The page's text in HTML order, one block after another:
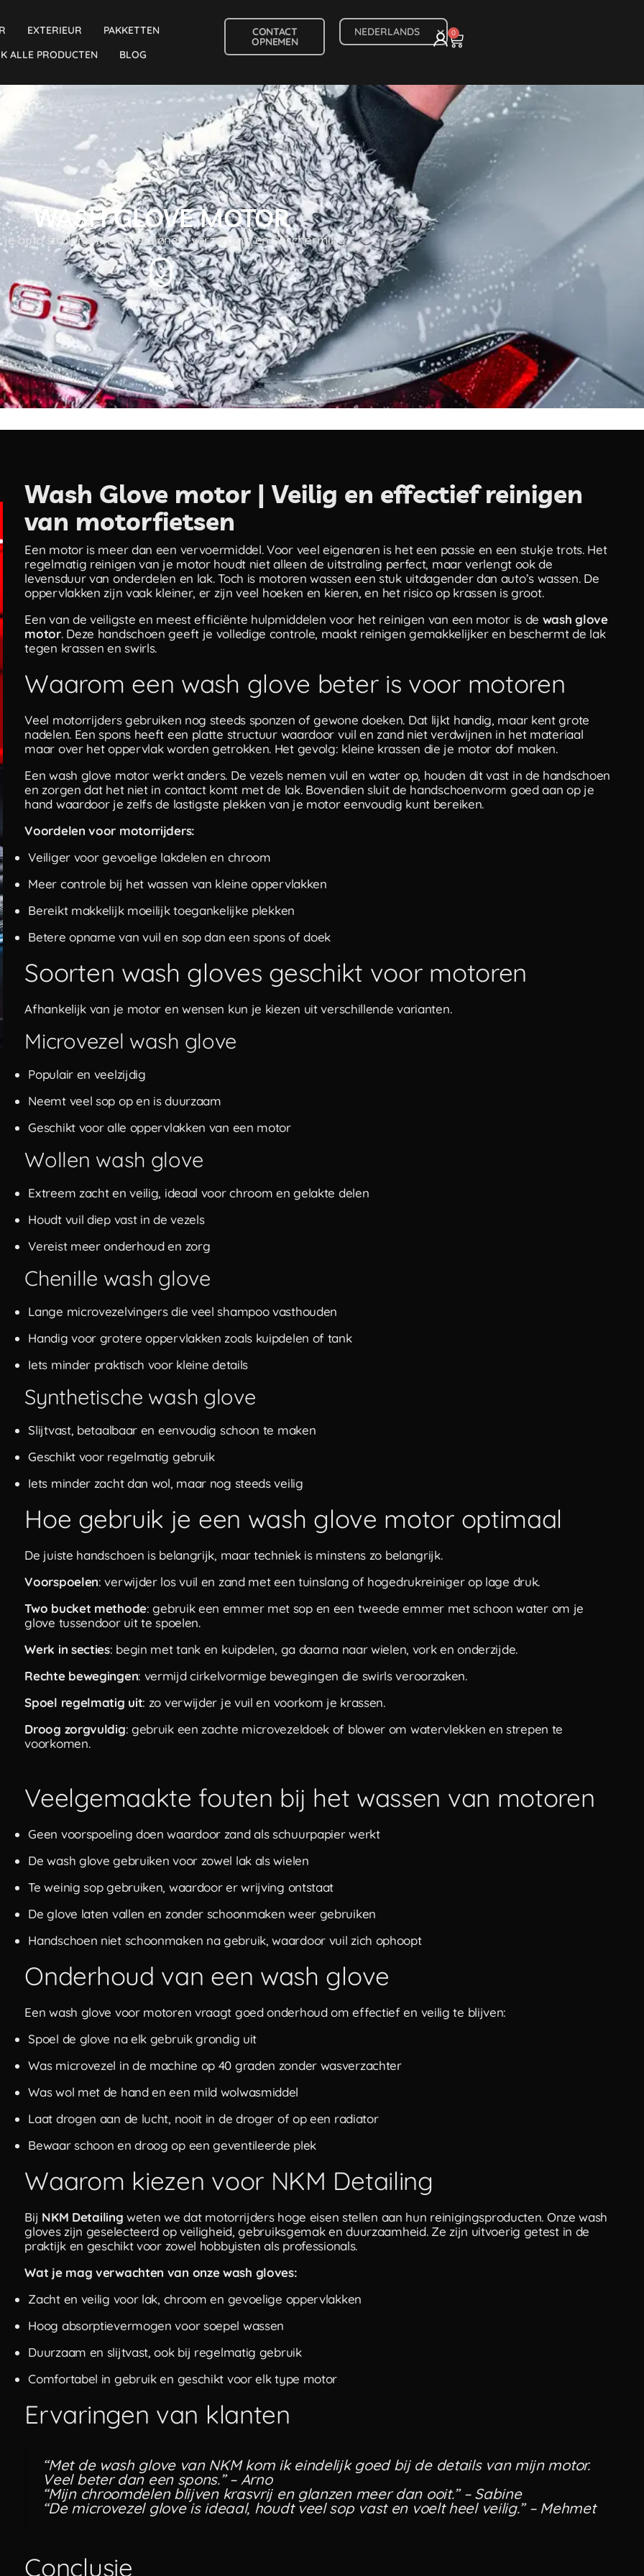
EXTERIEUR
PAKKETTEN
ALLE PRODUCTEN
BLOG
CONTACT
OPNEMEN
0
WASH GLOVE MOTOR
je auto stralen met professionele verzorging en bescherming
Wash Glove motor | Veilig en effectief reinigen
van motorfietsen
Een motor is meer dan een vervoermiddel. Voor veel eigenaren is het een passie en een stukje trots. Het
regelmatig reinigen van je motor houdt niet alleen de uitstraling perfect, maar verlengt ook de
levensduur van onderdelen en lak. Toch is motoren wassen een stuk uitdagender dan auto’s wassen. De
oppervlakken zijn vaak kleiner, er zijn veel hoeken en kieren, en het risico op krassen is groot.
Een van de veiligste en meest efficiënte hulpmiddelen voor het reinigen van een motor is de wash glove
motor. Deze handschoen geeft je volledige controle, maakt reinigen gemakkelijker en beschermt de lak
tegen krassen en swirls.
Waarom een wash glove beter is voor motoren
Veel motorrijders gebruiken nog steeds sponzen of gewone doeken. Dat lijkt handig, maar kent grote
nadelen. Een spons heeft een platte structuur waardoor vuil en zand niet verdwijnen in het materiaal
maar over het oppervlak worden getrokken. Het gevolg: kleine krassen die je motor dof maken.
Een wash glove motor werkt anders. De vezels nemen vuil en water op, houden dit vast in de handschoen
en zorgen dat het niet in contact komt met de lak. Bovendien sluit de handschoenvorm goed aan op je
hand waardoor je zelfs de lastigste plekken van je motor eenvoudig kunt bereiken.
Voordelen voor motorrijders:
Veiliger voor gevoelige lakdelen en chroom
Meer controle bij het wassen van kleine oppervlakken
Bereikt makkelijk moeilijk toegankelijke plekken
Betere opname van vuil en sop dan een spons of doek
Soorten wash gloves geschikt voor motoren
Afhankelijk van je motor en wensen kun je kiezen uit verschillende varianten.
Microvezel wash glove
Populair en veelzijdig
Neemt veel sop op en is duurzaam
Geschikt voor alle oppervlakken van een motor
Wollen wash glove
Extreem zacht en veilig, ideaal voor chroom en gelakte delen
Houdt vuil diep vast in de vezels
Vereist meer onderhoud en zorg
Chenille wash glove
Lange microvezelvingers die veel shampoo vasthouden
Handig voor grotere oppervlakken zoals kuipdelen of tank
Iets minder praktisch voor kleine details
Synthetische wash glove
Slijtvast, betaalbaar en eenvoudig schoon te maken
Geschikt voor regelmatig gebruik
Iets minder zacht dan wol, maar nog steeds veilig
Hoe gebruik je een wash glove motor optimaal
De juiste handschoen is belangrijk, maar techniek is minstens zo belangrijk.
Voorspoelen: verwijder los vuil en zand met een tuinslang of hogedrukreiniger op lage druk.
Two bucket methode: gebruik een emmer met sop en een tweede emmer met schoon water om je
glove tussendoor uit te spoelen.
Werk in secties: begin met tank en kuipdelen, ga daarna naar wielen, vork en onderzijde.
Rechte bewegingen: vermijd cirkelvormige bewegingen die swirls veroorzaken.
Spoel regelmatig uit: zo verwijder je vuil en voorkom je krassen.
Droog zorgvuldig: gebruik een zachte microvezeldoek of blower om watervlekken en strepen te
voorkomen.
Veelgemaakte fouten bij het wassen van motoren
Geen voorspoeling doen waardoor zand als schuurpapier werkt
De wash glove gebruiken voor zowel lak als wielen
Te weinig sop gebruiken, waardoor er wrijving ontstaat
De glove laten vallen en zonder schoonmaken weer gebruiken
Handschoen niet schoonmaken na gebruik, waardoor vuil zich ophoopt
Onderhoud van een wash glove
Een wash glove voor motoren vraagt goed onderhoud om effectief en veilig te blijven:
Spoel de glove na elk gebruik grondig uit
Was microvezel in de machine op 40 graden zonder wasverzachter
Was wol met de hand en een mild wolwasmiddel
Laat drogen aan de lucht, nooit in de droger of op een radiator
Bewaar schoon en droog op een geventileerde plek
Waarom kiezen voor NKM Detailing
Bij NKM Detailing weten we dat motorrijders hoge eisen stellen aan hun reinigingsproducten. Onze wash
gloves zijn geselecteerd op veiligheid, gebruiksgemak en duurzaamheid. Ze zijn uitvoerig getest in de
praktijk en geschikt voor zowel hobbyisten als professionals.
Wat je mag verwachten van onze wash gloves:
Zacht en veilig voor lak, chroom en gevoelige oppervlakken
Hoog absorptievermogen voor soepel wassen
Duurzaam en slijtvast, ook bij regelmatig gebruik
Comfortabel in gebruik en geschikt voor elk type motor
Ervaringen van klanten
“Met de wash glove van NKM kom ik eindelijk goed bij de details van mijn motor.
Veel beter dan een spons.” – Arno
“Mijn chroomdelen blijven krasvrij en glanzen meer dan ooit.” – Sabine
“De microvezel glove is ideaal, houdt veel sop vast en voelt heel veilig.” – Mehmet
Conclusie